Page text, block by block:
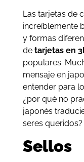
Las tarjetas de
increíblemente
y formas
de tarjetas en
populares.
mensaje en
entender para
¿por qué no
japonés
seres queridos?
Sellos